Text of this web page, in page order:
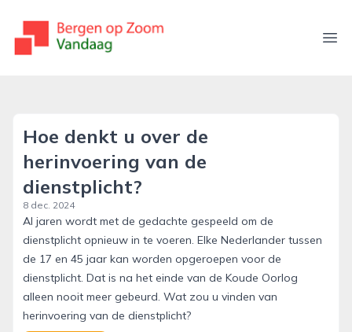
bergenopzoomvandaag.nl
Hoe denkt u over de
herinvoering van de
dienstplicht?
8 dec. 2024
Al jaren wordt met de gedachte gespeeld om de
dienstplicht opnieuw in te voeren. Elke Nederlander tussen
de 17 en 45 jaar kan worden opgeroepen voor de
dienstplicht. Dat is na het einde van de Koude Oorlog
alleen nooit meer gebeurd. Wat zou u vinden van
herinvoering van de dienstplicht?